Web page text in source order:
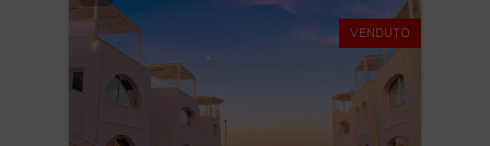
VENDUTO